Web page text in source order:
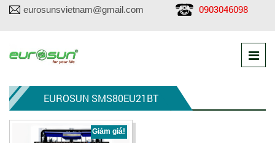
eurosunsvietnam@gmail.com 0903046098
EUROSUN SMS80EU21BT
Giảm giá!